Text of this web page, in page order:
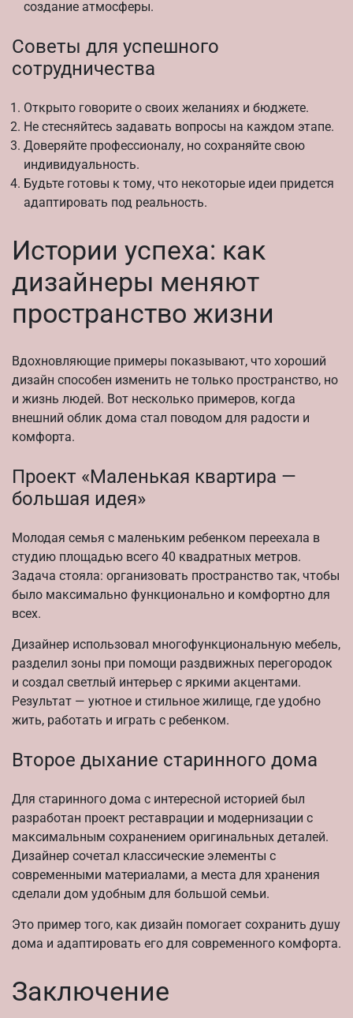
создание атмосферы.
Советы для успешного
сотрудничества
Открыто говорите о своих желаниях и бюджете.
Не стесняйтесь задавать вопросы на каждом этапе.
Доверяйте профессионалу, но сохраняйте свою
индивидуальность.
Будьте готовы к тому, что некоторые идеи придется
адаптировать под реальность.
Истории успеха: как
дизайнеры меняют
пространство жизни
Вдохновляющие примеры показывают, что хороший
дизайн способен изменить не только пространство, но
и жизнь людей. Вот несколько примеров, когда
внешний облик дома стал поводом для радости и
комфорта.
Проект «Маленькая квартира —
большая идея»
Молодая семья с маленьким ребенком переехала в
студию площадью всего 40 квадратных метров.
Задача стояла: организовать пространство так, чтобы
было максимально функционально и комфортно для
всех.
Дизайнер использовал многофункциональную мебель,
разделил зоны при помощи раздвижных перегородок
и создал светлый интерьер с яркими акцентами.
Результат — уютное и стильное жилище, где удобно
жить, работать и играть с ребенком.
Второе дыхание старинного дома
Для старинного дома с интересной историей был
разработан проект реставрации и модернизации с
максимальным сохранением оригинальных деталей.
Дизайнер сочетал классические элементы с
современными материалами, а места для хранения
сделали дом удобным для большой семьи.
Это пример того, как дизайн помогает сохранить душу
дома и адаптировать его для современного комфорта.
Заключение